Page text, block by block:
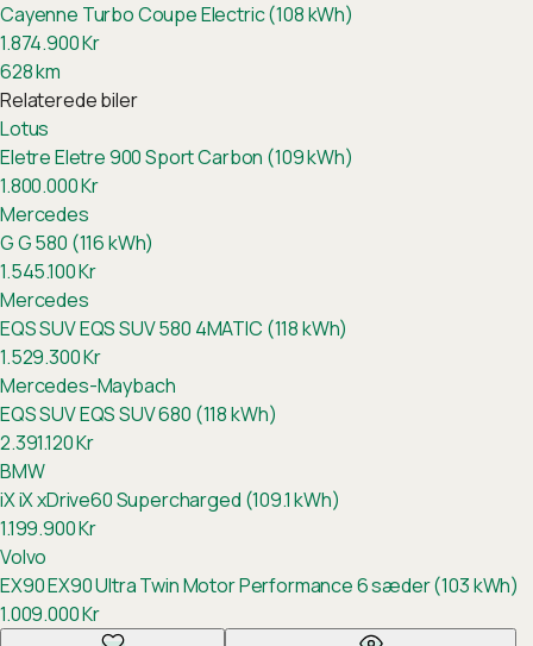
Cayenne Turbo Coupe Electric (108 kWh)
1.874.900Kr
628km
Relaterede biler
Lotus
EletreEletre 900 Sport Carbon (109 kWh)
1.800.000Kr
Mercedes
GG 580 (116 kWh)
1.545.100Kr
Mercedes
EQS SUVEQS SUV 580 4MATIC (118 kWh)
1.529.300Kr
Mercedes-Maybach
EQS SUVEQS SUV 680 (118 kWh)
2.391.120Kr
BMW
iXiX xDrive60 Supercharged (109.1 kWh)
1.199.900Kr
Volvo
EX90EX90 Ultra Twin Motor Performance 6 sæder (103 kWh)
1.009.000Kr